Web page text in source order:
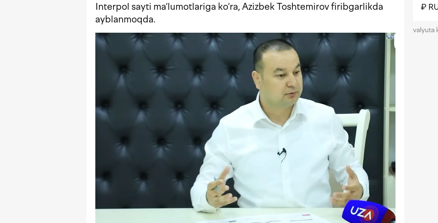
Interpol sayti ma‘lumotlariga ko‘ra, Azizbek Toshtemirov firibgarlikda
ayblanmoqda.
₽
valyuta